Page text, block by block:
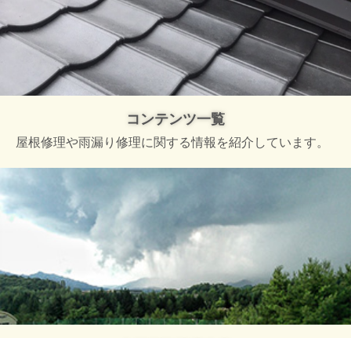
コンテンツ一覧
屋根修理や雨漏り修理に関する情報を紹介しています。